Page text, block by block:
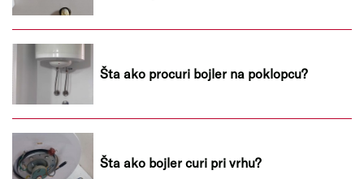
Šta ako procuri bojler na poklopcu?
Šta ako bojler curi pri vrhu?